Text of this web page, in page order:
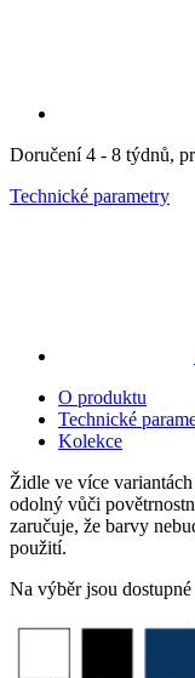
Doručení 4 - 8 týdnů,
Technické parametry
O produktu
Technické
Kolekce
Židle ve více
odolný vůči
zaručuje, že barvy
použití.
Na výběr jsou